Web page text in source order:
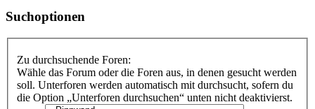
Suchoptionen
Zu durchsuchende Foren:
Wähle das Forum oder die Foren aus, in denen gesucht werden
soll. Unterforen werden automatisch mit durchsucht, sofern du
die Option „Unterforen durchsuchen“ unten nicht deaktivierst.